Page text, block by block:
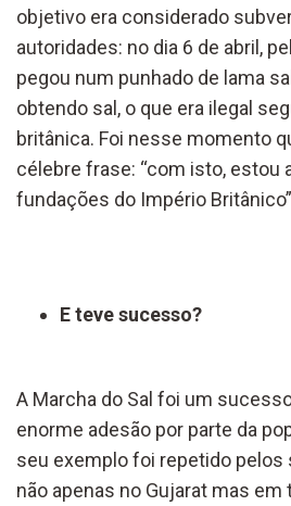
objetivo era considerado
autoridades: no dia 6 de abril,
pegou num punhado de lama
obtendo sal, o que era ilegal
britânica. Foi nesse momento
célebre frase: “com isto, estou
fundações do Império
E teve sucesso?
A Marcha do Sal foi um
enorme adesão por parte da
seu exemplo foi repetido pelos
não apenas no Gujarat mas em